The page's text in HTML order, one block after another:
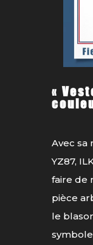
«
Avec sa
YZ87,
faire de
pièce
le